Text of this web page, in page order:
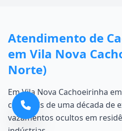
Atendimento de
em Vila Nova
Norte)
Em Vila Nova Cachoeirinha
com mais de uma década de
vazamentos ocultos em